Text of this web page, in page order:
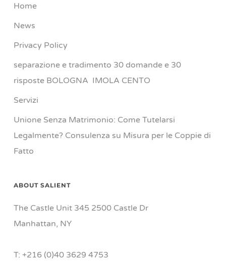
Home
News
Privacy Policy
separazione e tradimento 30 domande e 30
risposte BOLOGNA IMOLA CENTO
Servizi
Unione Senza Matrimonio: Come Tutelarsi
Legalmente? Consulenza su Misura per le Coppie di
Fatto
ABOUT SALIENT
The Castle Unit 345 2500 Castle Dr
Manhattan, NY
T: +216 (0)40 3629 4753